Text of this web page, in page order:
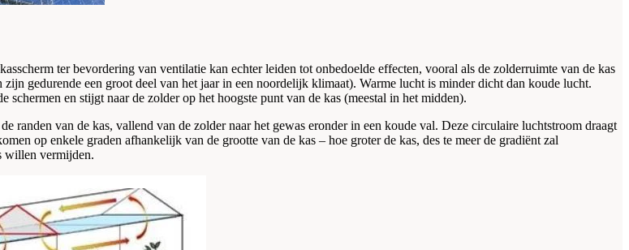
ter bevordering van ventilatie kan echter leiden tot onbedoelde effecten, vooral als de zolderruimte van de kas
gedurende een groot deel van het jaar in een noordelijk klimaat). Warme lucht is minder dicht dan koude lucht.
en stijgt naar de zolder op het hoogste punt van de kas (meestal in het midden).
randen van de kas, vallend van de zolder naar het gewas eronder in een koude val. Deze circulaire luchtstroom draagt
op enkele graden afhankelijk van de grootte van de kas – hoe groter de kas, des te meer de gradiënt zal
willen vermijden.